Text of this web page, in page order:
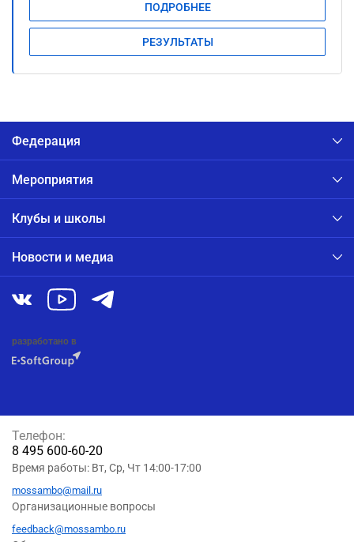
ПОДРОБНЕЕ
РЕЗУЛЬТАТЫ
Федерация
Мероприятия
Клубы и школы
Новости и медиа
разработано в
Телефон:
8 495 600-60-20
Время работы: Вт, Ср, Чт 14:00-17:00
mossambo@mail.ru
Организационные вопросы
feedback@mossambo.ru